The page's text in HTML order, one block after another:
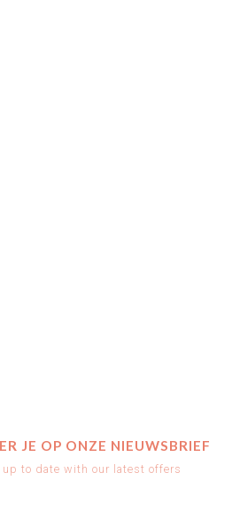
JE OP ONZE NIEUWSBRIEF
to date with our latest offers